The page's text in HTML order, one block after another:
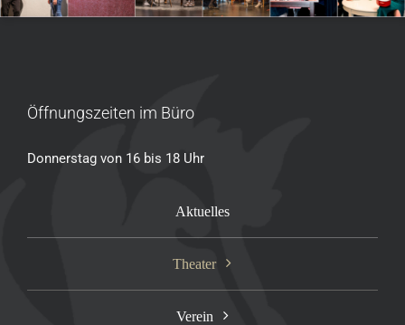
Öffnungszeiten im Büro
Donnerstag von 16 bis 18 Uhr
Aktuelles
Theater
Verein